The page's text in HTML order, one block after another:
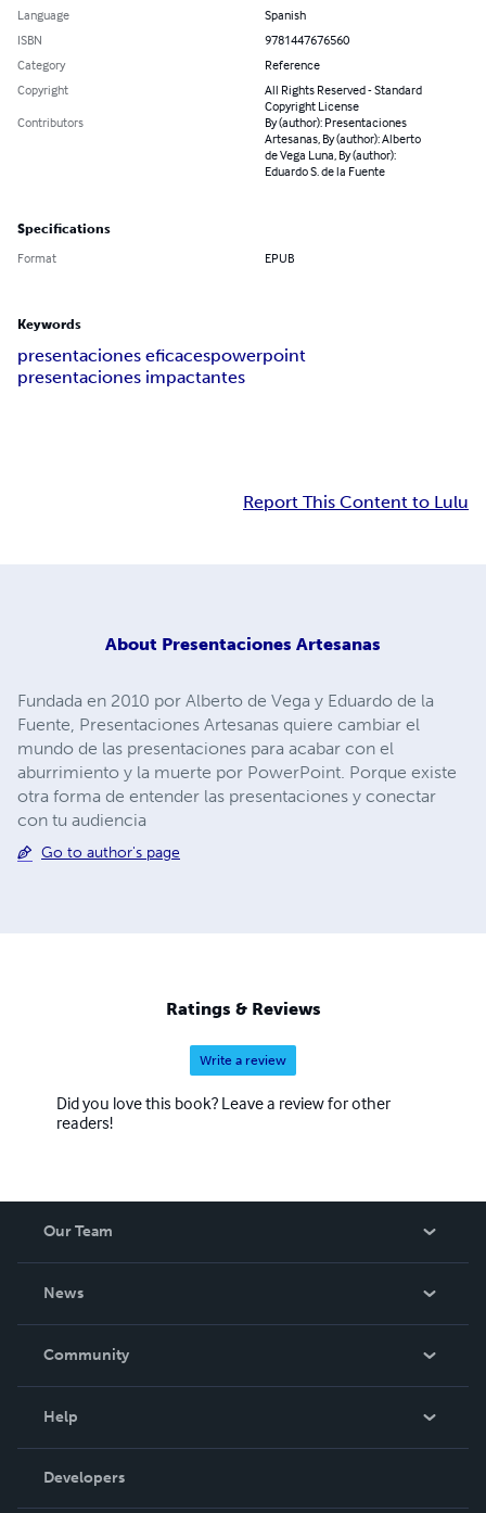
Language
Spanish
ISBN
9781447676560
Category
Reference
Copyright
All Rights Reserved - Standard
Copyright License
Contributors
By (author): Presentaciones
Artesanas, By (author): Alberto
de Vega Luna, By (author):
Eduardo S. de la Fuente
Specifications
Format EPUB
Keywords
presentaciones eficacespowerpoint
presentaciones impactantes
Report This Content to Lulu
About Presentaciones Artesanas
Fundada en 2010 por Alberto de Vega y Eduardo de la
Fuente, Presentaciones Artesanas quiere cambiar el
mundo de las presentaciones para acabar con el
aburrimiento y la muerte por PowerPoint. Porque existe
otra forma de entender las presentaciones y conectar
con tu audiencia
Go to author's page
Ratings & Reviews
Write a review
Did you love this book? Leave a review for other
readers!
Our Team
News
In The News
Community
Podcast
Help
Order Lookup
Knowledge Base
Developers